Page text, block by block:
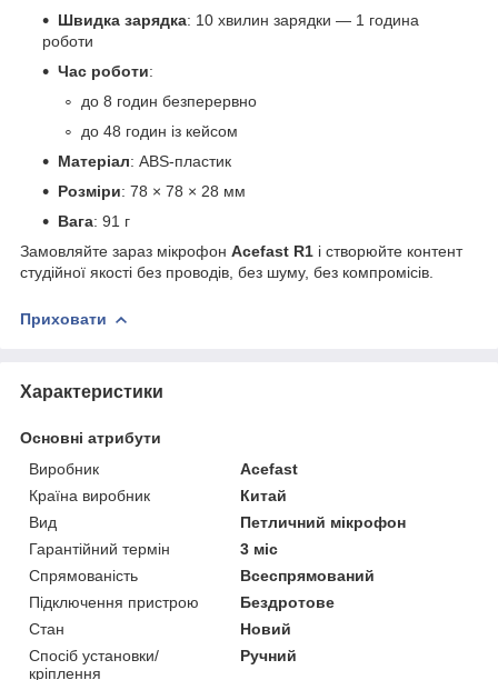
Швидка зарядка: 10 хвилин зарядки — 1 година
роботи
Час роботи:
до 8 годин безперервно
до 48 годин із кейсом
Матеріал: ABS-пластик
Розміри: 78 × 78 × 28 мм
Вага: 91 г
Замовляйте зараз мікрофон Acefast R1 і створюйте контент
студійної якості без проводів, без шуму, без компромісів.
Приховати
Характеристики
Основні атрибути
Виробник
Acefast
Країна виробник
Китай
Вид
Петличний мікрофон
Гарантійний термін
3 міс
Спрямованість
Всеспрямований
Підключення пристрою
Бездротове
Стан
Новий
Спосіб установки/
кріплення
Ручний